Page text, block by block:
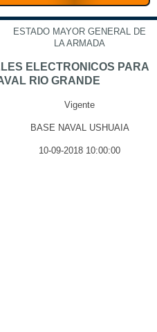
ESTADO MAYOR GENERAL DE
LA ARMADA
ELECTRONICOS PARA
RIO GRANDE
Vigente
BASE NAVAL USHUAIA
10-09-2018 10:00:00